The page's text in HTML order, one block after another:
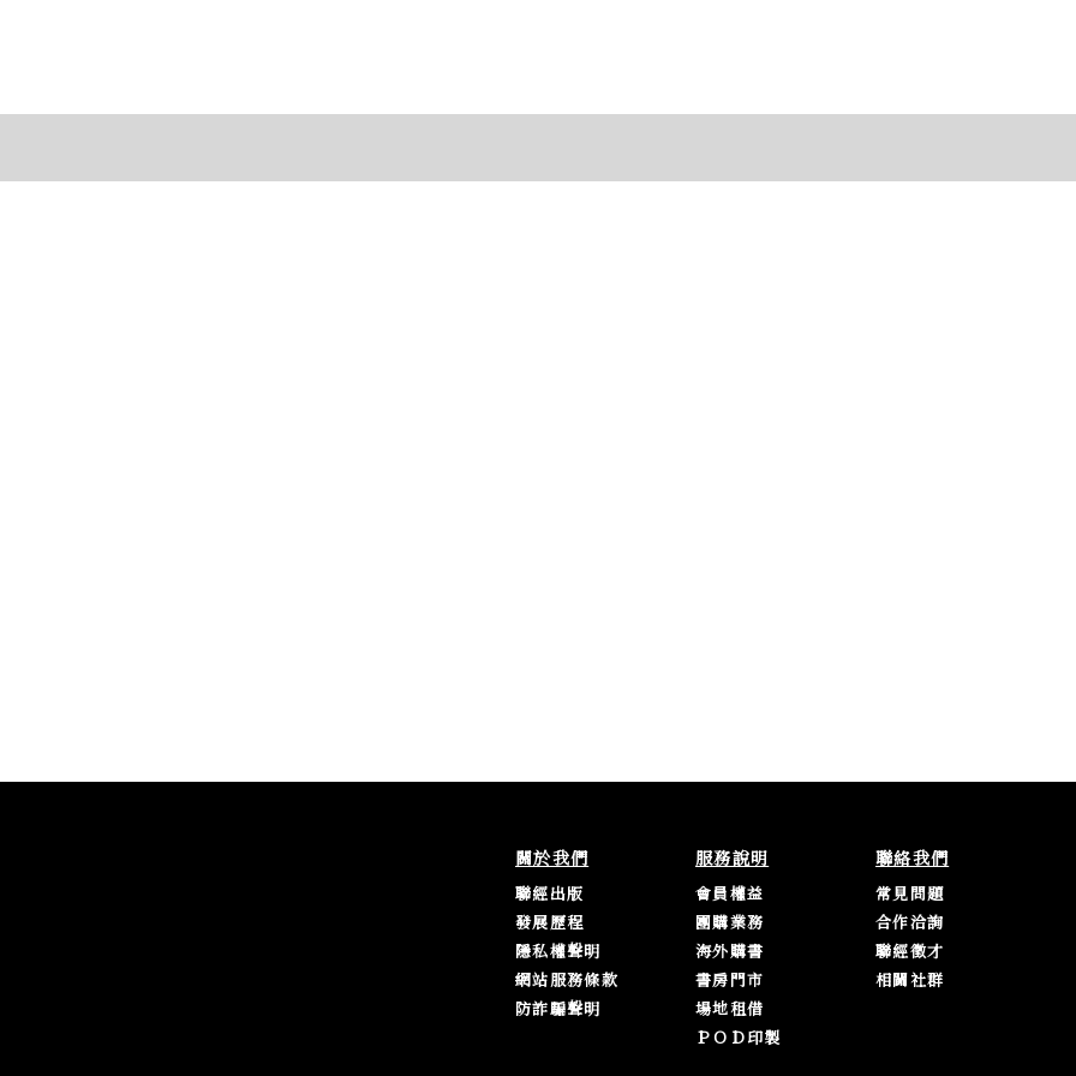
關於我們
聯經出版
發展歷程
隱私權聲明
網站服務條款
防詐騙聲明
服務說明
會員權益
團購業務
海外購書
書房門市
場地租借
ＰＯＤ印製
聯絡我們
常見問題
合作洽詢
聯經徵才
相關社群